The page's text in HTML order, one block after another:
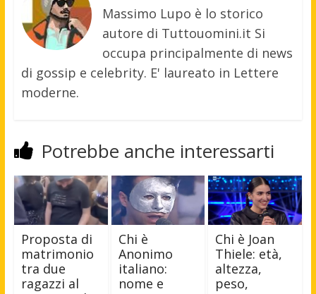
Massimo Lupo è lo storico
autore di Tuttouomini.it Si
occupa principalmente di news
di gossip e celebrity. E' laureato in Lettere
moderne.
Potrebbe anche interessarti
Proposta di
matrimonio
tra due
ragazzi al
Chi è
Anonimo
italiano:
nome e
Chi è Joan
Thiele: età,
altezza,
peso,